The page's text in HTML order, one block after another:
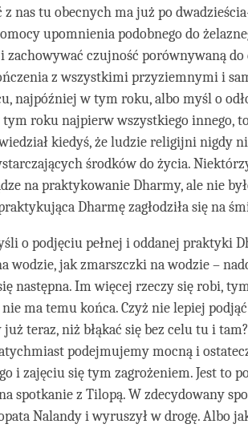
z nas tu obecnych ma już po
upomnienia podobnego do
zachowywać czujność porównywaną
z wszystkimi przyziemnymi i
najpóźniej w tym roku, albo myśl o
roku najpierw wszystkiego innego, to
kiedyś, że ludzie religijni nigdy
środków do życia.
na praktykowanie Dharmy, ale nie
Dharmę zagłodziła się na
o podjęciu pełnej i oddanej praktyki
wodzie, jak zmarszczki na wodzie –
następna. Im więcej rzeczy się robi,
ma temu końca. Czyż nie lepiej
teraz, niż błąkać się bez celu tu i
podejmujemy mocną i
i zajęciu się tym zagrożeniem. Jest to
spotkanie z Tilopą. W zdecydowany
Nalandy i wyruszył w drogę. Albo